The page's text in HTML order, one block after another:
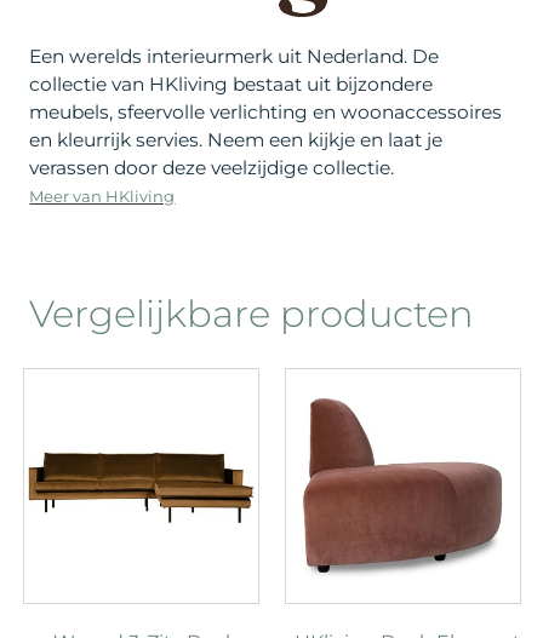
Een werelds interieurmerk uit Nederland. De
collectie van HKliving bestaat uit bijzondere
meubels, sfeervolle verlichting en woonaccessoires
en kleurrijk servies. Neem een kijkje en laat je
verassen door deze veelzijdige collectie.
Meer van HKliving
Vergelijkbare producten